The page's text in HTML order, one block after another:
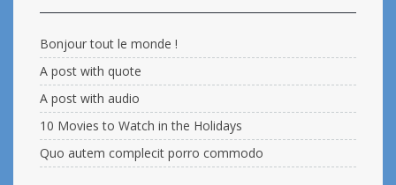
Bonjour tout le monde !
A post with quote
A post with audio
10 Movies to Watch in the Holidays
Quo autem complecit porro commodo